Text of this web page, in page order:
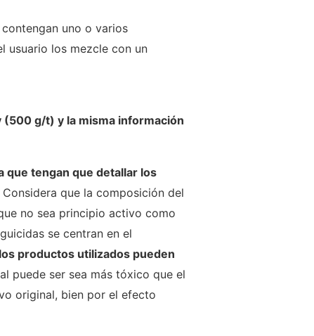
uno o varios
usuario los mezcle con un
(500 g/t) y la misma información
que tengan que detallar los
Considera que la composición del
no sea principio activo como
se centran en el
productos utilizados pueden
puede ser sea más tóxico que el
original, bien por el efecto